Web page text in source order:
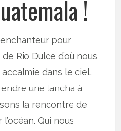
!
pour
Rio Dulce d’où nous
dans le ciel,
une lancha à
la rencontre de
Qui nous